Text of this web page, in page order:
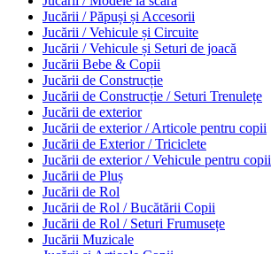
Jucării / Păpuși și Accesorii
Jucării / Vehicule și Circuite
Jucării / Vehicule și Seturi de joacă
Jucării Bebe & Copii
Jucării de Construcție
Jucării de Construcție / Seturi Trenulețe
Jucării de exterior
Jucării de exterior / Articole pentru copii
Jucării de Exterior / Triciclete
Jucării de exterior / Vehicule pentru copii
Jucării de Pluș
Jucării de Rol
Jucării de Rol / Bucătării Copii
Jucării de Rol / Seturi Frumusețe
Jucării Muzicale